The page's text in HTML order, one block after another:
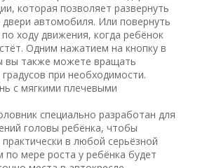
которая позволяет развернуть
двери автомобиля. Или повернуть
ходу движения, когда ребёнок
Одним нажатием на кнопку в
вы также можете вращать
при необходимости.
с мягкими плечевыми
специально разработан для
головы ребёнка, чтобы
в любой серьёзной
по мере роста у ребёнка будет